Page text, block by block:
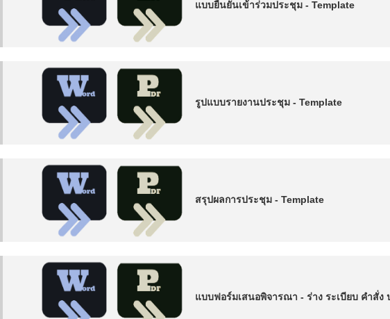
แบบยืนยันเข้าร่วมประชุม - Template
รูปแบบรายงานประชุม - Template
สรุปผลการประชุม - Template
แบบฟอร์มเสนอพิจารณา - ร่าง ระเบียบ คำสั่